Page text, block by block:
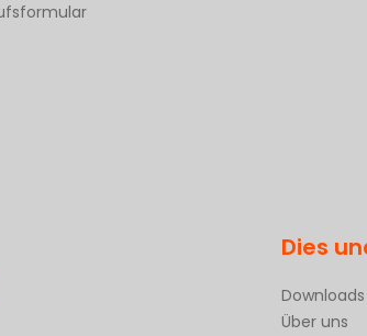
Dies
Downloads
Über uns